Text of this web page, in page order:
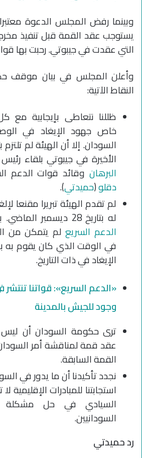
وبينما رفض المجلس الدعوة
يستوجب عقد القمة قبل تنفيذ
التي عقدت في جيبوتي. رحبت بها
وأعلن المجلس في بيان موقف
النقاط الآتية:
ظللنا نتعاطى بإيجابية مع
خاص جهود الإيغاد في
السودان. إلا أن الهيئة لم
الأخيرة في جيبوتي بلقاء
البرهانوقائد قوات الدعم
دقلو(حميدتي).
لم تقدم الهيئة تبريرا مقنعا
له بتاريخ 28 ديسمبر الماضي. بحجة أن قائد قوات
الدعم السريعلم يتمكن من
في الوقت الذي كان يقوم
الإيغاد في ذات التاريخ.
«الدعم السريع»: قواتنا
وجود للجيش بالمدينة
ترى حكومة السودان أن
عقد قمة لمناقشة أمر
القمة السابقة.
نجدد تأكيدنا أن ما يدور في
استجابتنا للمبادرات الإقليمية
السيادي في حل مشكلة
السودانيين.
رد حميدتي